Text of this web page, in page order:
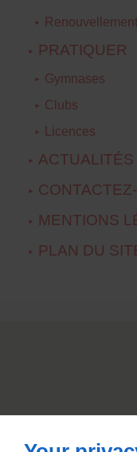
PRATIQUER
Gymnases
Clubs
Licences
ACTUALITÉS
MENTIONS
PLAN DU